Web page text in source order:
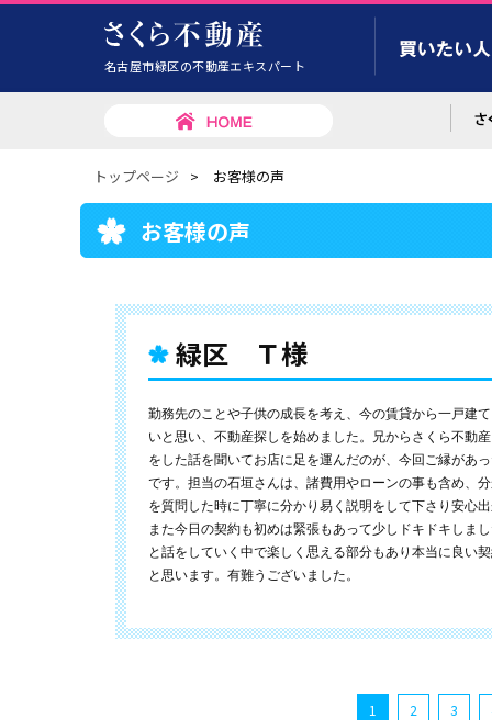
名古屋市緑区の不動産エキスパート
トップページ > お客様の声
お客様の声
緑区 Ｔ様
勤務先のことや子供の成長を考え、今の賃貸から一戸建
いと思い、不動産探しを始めました。兄からさくら不動
をした話を聞いてお店に足を運んだのが、今回ご縁があ
です。担当の石垣さんは、諸費用やローンの事も含め、
を質問した時に丁寧に分かり易く説明をして下さり安心
また今日の契約も初めは緊張もあって少しドキドキしま
と話をしていく中で楽しく思える部分もあり本当に良い
と思います。有難うございました。
1 2 3